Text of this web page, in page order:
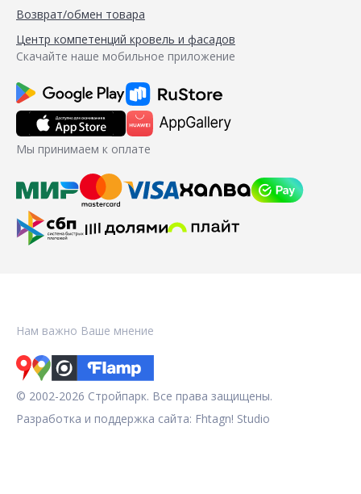
Возврат/обмен товара
Центр компетенций кровель и фасадов
Скачайте наше мобильное приложение
Мы принимаем к оплате
Нам важно Ваше мнение
© 2002-2026 Стройпарк. Все права защищены.
Разработка и поддержка сайта: Fhtagn! Studio